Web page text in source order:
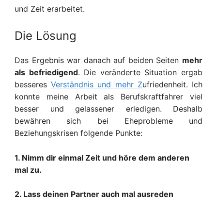
und Zeit erarbeitet.
Die Lösung
Das Ergebnis war danachauf beiden Seiten mehr
als befriedigend. Die veränderte Situation ergab
besseresVerständnis und mehr Zufriedenheit. Ich
konnte meine Arbeit als Berufskraftfahrer viel
besser und gelassener erledigen. Deshalb
bewähren sich bei Eheprobleme und
Beziehungskrisen folgende Punkte:
1. Nimm dir einmal Zeit und höre dem anderen
mal zu.
2. Lass deinen Partner auch mal ausreden